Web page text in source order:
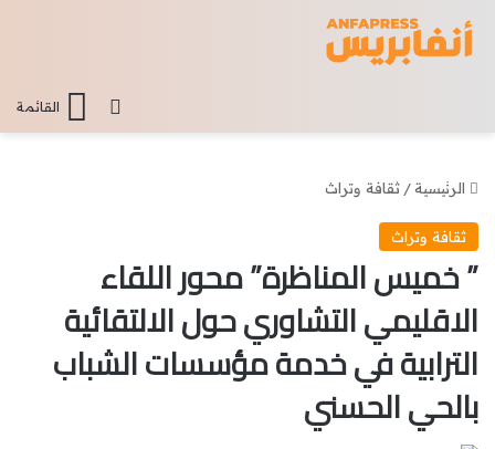
القائمةتسجيل
الرئيسية/ ثقافة وتراث
ثقافة وتراث
” خميس المناظرة” محور اللقاء
الاقليمي التشاوري حول الالتقائية
الترابية في خدمة مؤسسات الشباب
بالحي الحسني